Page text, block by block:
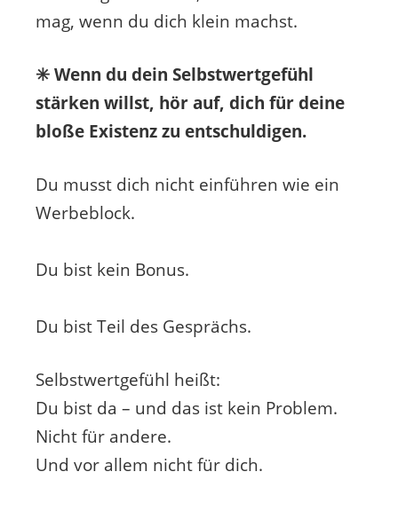
mag, wenn du dich klein machst.
✳️ Wenn du dein Selbstwertgefühl
stärken willst, hör auf, dich für deine
bloße Existenz zu entschuldigen.
Du musst dich nicht einführen wie ein
Werbeblock.
Du bist kein Bonus.
Du bist Teil des Gesprächs.
Selbstwertgefühl heißt:
Du bist da – und das ist kein Problem.
Nicht für andere.
Und vor allem nicht für dich.